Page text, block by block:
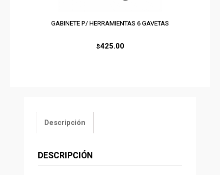
GABINETE P/ HERRAMIENTAS 6 GAVETAS
$425.00
Descripción
DESCRIPCIÓN